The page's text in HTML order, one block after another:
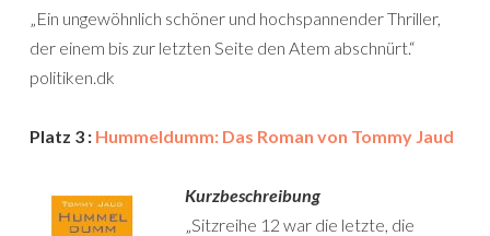
„Ein ungewöhnlich schöner und hochspannender Thriller,
der einem bis zur letzten Seite den Atem abschnürt.“
politiken.dk
Platz 3 : Hummeldumm: Das Roman von Tommy Jaud
Kurzbeschreibung
„Sitzreihe 12 war die letzte, die